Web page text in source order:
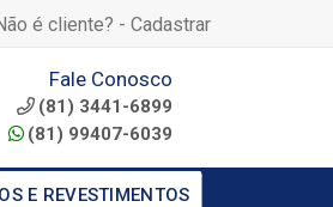
é cliente? - Cadastrar
Fale Conosco
(81) 3441-6899
(81) 99407-6039
E REVESTIMENTOS